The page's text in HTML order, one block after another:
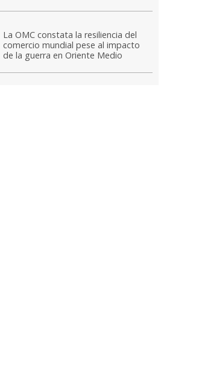
La OMC constata la resiliencia del
comercio mundial pese al impacto
de la guerra en Oriente Medio